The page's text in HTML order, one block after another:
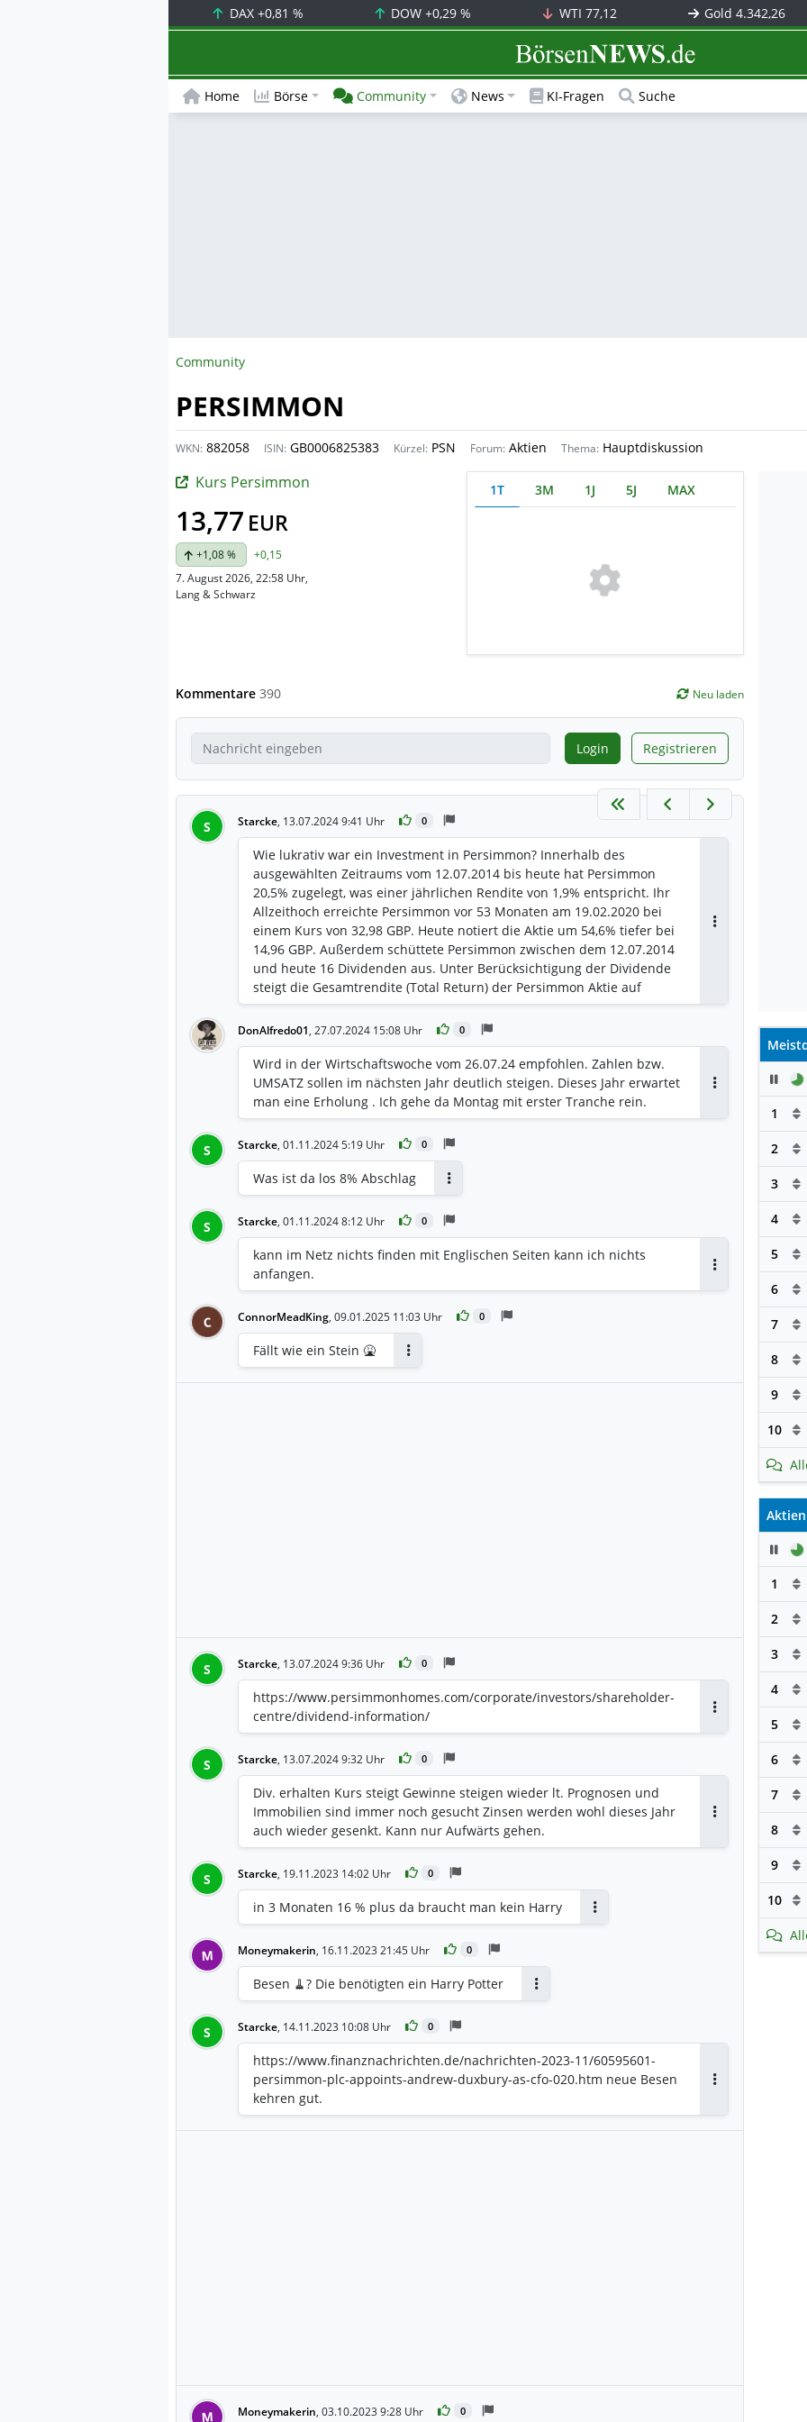
DAX +0,81 % DOW+0,29 % WTI 77,12 Gold4.342,26
BörsenNEWS.de
Home Börse Community News KI-Fragen Suche
Community
PERSIMMON
WKN: 882058 ISIN: GB0006825383 Kürzel: PSN Forum: Aktien Thema: Hauptdiskussion
Kurs Persimmon
13,77 EUR
+1,08 %
+0,15
7. August 2026, 22:58 Uhr,
Lang & Schwarz
1T 3M 1J 5J MAX
Kommentare 390 Neu laden
Login Registrieren
S Starcke, 13.07.2024 9:41 Uhr 0
Wie lukrativ war ein Investment in Persimmon? Innerhalb des
ausgewählten Zeitraums vom 12.07.2014 bis heute hat Persimmon
20,5% zugelegt, was einer jährlichen Rendite von 1,9% entspricht. Ihr
Allzeithoch erreichte Persimmon vor 53 Monaten am 19.02.2020 bei
einem Kurs von 32,98 GBP. Heute notiert die Aktie um 54,6% tiefer bei
14,96 GBP. Außerdem schüttete Persimmon zwischen dem 12.07.2014
und heute 16 Dividenden aus. Unter Berücksichtigung der Dividende
steigt die Gesamtrendite (Total Return) der Persimmon Aktie auf
134,4% und die jährliche Rendite erhöht sich von 1,9% auf 8,9%. Die
Gesamtrendite setzt sich zu 15,2% aus Kursgewinnen und zu 84,8%
aus Dividenden zusammen.
DonAlfredo01, 27.07.2024 15:08 Uhr 0
Wird in der Wirtschaftswoche vom 26.07.24 empfohlen. Zahlen bzw.
UMSATZ sollen im nächsten Jahr deutlich steigen. Dieses Jahr erwartet
man eine Erholung . Ich gehe da Montag mit erster Tranche rein.
Antworten
S Starcke, 01.11.2024 5:19 Uhr 0
Was ist da los 8% Abschlag
S Starcke, 01.11.2024 8:12 Uhr 0
kann im Netz nichts finden mit Englischen Seiten kann ich nichts
anfangen.
C ConnorMeadKing, 09.01.2025 11:03 Uhr 0
Fällt wie ein Stein 🤮
S Starcke, 13.07.2024 9:36 Uhr 0
https://www.persimmonhomes.com/corporate/investors/shareholder-
centre/dividend-information/
S Starcke, 13.07.2024 9:32 Uhr 0
Div. erhalten Kurs steigt Gewinne steigen wieder lt. Prognosen und
Immobilien sind immer noch gesucht Zinsen werden wohl dieses Jahr
auch wieder gesenkt. Kann nur Aufwärts gehen.
S Starcke, 19.11.2023 14:02 Uhr 0
in 3 Monaten 16 % plus da braucht man kein Harry
M Moneymakerin, 16.11.2023 21:45 Uhr 0
Besen 🧹? Die benötigten ein Harry Potter
S Starcke, 14.11.2023 10:08 Uhr 0
https://www.finanznachrichten.de/nachrichten-2023-11/60595601-
persimmon-plc-appoints-andrew-duxbury-as-cfo-020.htm neue Besen
kehren gut.
M Moneymakerin, 03.10.2023 9:28 Uhr 0
1
2
3
4
5
6
7
8
9
10
Aktien
1
2
3
4
5
6
7
8
9
10